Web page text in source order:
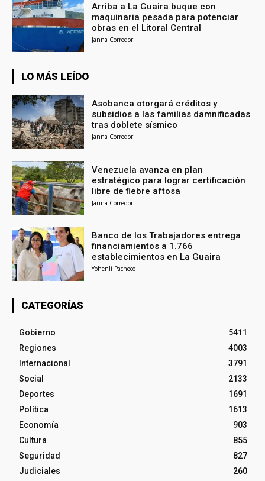
Arriba a La Guaira buque con
maquinaria pesada para potenciar
obras en el Litoral Central
Janna Corredor
LO MÁS LEÍDO
Asobanca otorgará créditos y
subsidios a las familias damnificadas
tras doblete sísmico
Janna Corredor
Venezuela avanza en plan
estratégico para lograr certificación
libre de fiebre aftosa
Janna Corredor
Banco de los Trabajadores entrega
financiamientos a 1.766
establecimientos en La Guaira
Yohenli Pacheco
CATEGORÍAS
Gobierno
5411
Regiones
4003
Internacional
3791
Social
2133
Deportes
1691
Política
1613
Economía
903
Cultura
855
Seguridad
827
Judiciales
260